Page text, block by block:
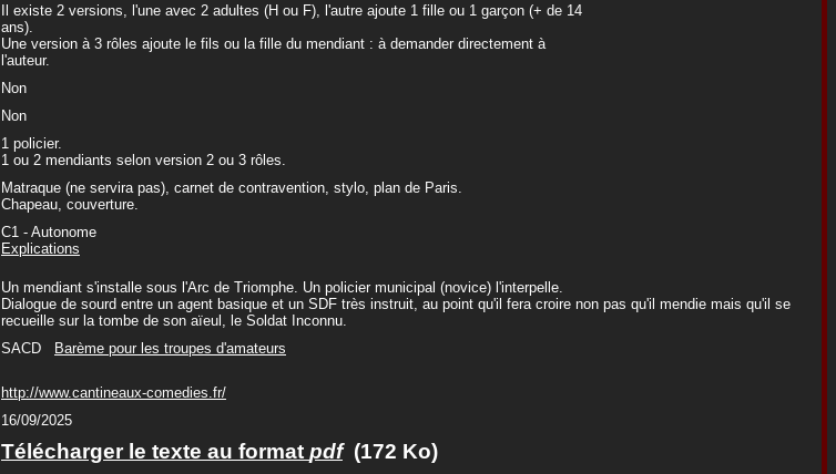
Il existe 2 versions, l'une avec 2 adultes (H ou F), l'autre ajoute 1 fille ou 1 garçon (+ de 14
ans).
Une version à 3 rôles ajoute le fils ou la fille du mendiant : à demander directement à
l'auteur.
Non
Non
1 policier.
1 ou 2 mendiants selon version 2 ou 3 rôles.
Matraque (ne servira pas), carnet de contravention, stylo, plan de Paris.
Chapeau, couverture.
C1 - Autonome
Explications
Un mendiant s'installe sous l'Arc de Triomphe. Un policier municipal (novice) l'interpelle.
Dialogue de sourd entre un agent basique et un SDF très instruit, au point qu'il fera croire non pas qu'il mendie mais qu'il se
recueille sur la tombe de son aïeul, le Soldat Inconnu.
SACD Barème pour les troupes d'amateurs
http://www.cantineaux-comedies.fr/
16/09/2025
Télécharger le texte au format pdf(172 Ko)